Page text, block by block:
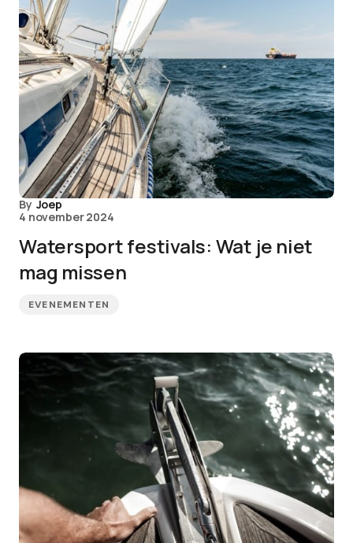
By Joep
4 november 2024
Watersport festivals: Wat je niet
mag missen
EVENEMENTEN